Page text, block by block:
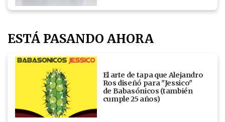
ESTÁ PASANDO AHORA
El arte de tapa que Alejandro
Ros diseñó para "Jessico"
de Babasónicos (también
cumple 25 años)